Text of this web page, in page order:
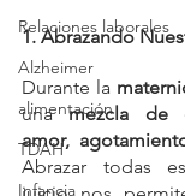
Relaciones laborales
Alzheimer
alimentación
TDAH
Infancia
1. Abrazando
Durante la
una mezcla de
amor,
Abrazar todas